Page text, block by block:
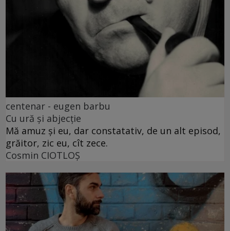
centenar - eugen barbu
Cu ură și abjecție
Mă amuz și eu, dar constatativ, de un alt episod,
grăitor, zic eu, cît zece.
Cosmin CIOTLOŞ